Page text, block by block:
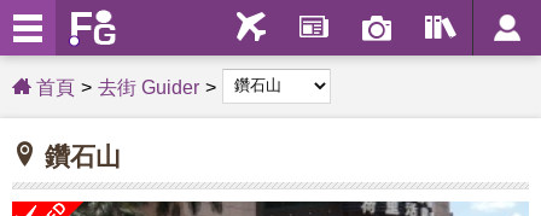
首頁 去街 Guider
鑽石山